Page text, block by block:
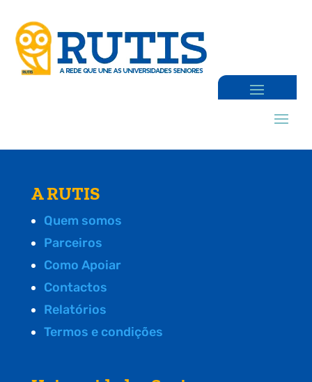
A RUTIS
Quem somos
Parceiros
Como Apoiar
Contactos
Relatórios
Termos e condições